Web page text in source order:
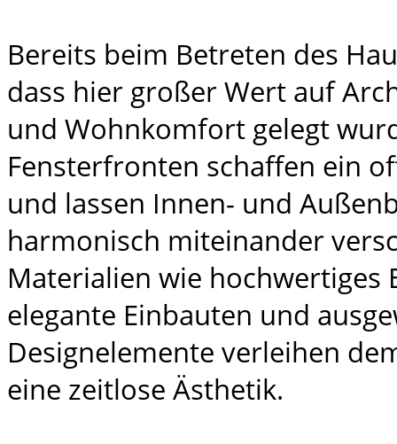
Bereits beim Betreten des
dass hier großer Wert auf
und Wohnkomfort gelegt
Fensterfronten schaffen ein
und lassen Innen- und
harmonisch miteinander
Materialien wie hochwertiges
elegante Einbauten und
Designelemente verleihen
eine zeitlose Ästhetik.